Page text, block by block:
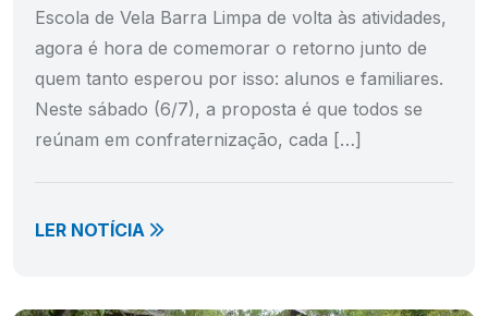
Escola de Vela Barra Limpa de volta às atividades,
agora é hora de comemorar o retorno junto de
quem tanto esperou por isso: alunos e familiares.
Neste sábado (6/7), a proposta é que todos se
reúnam em confraternização, cada […]
LER NOTÍCIA